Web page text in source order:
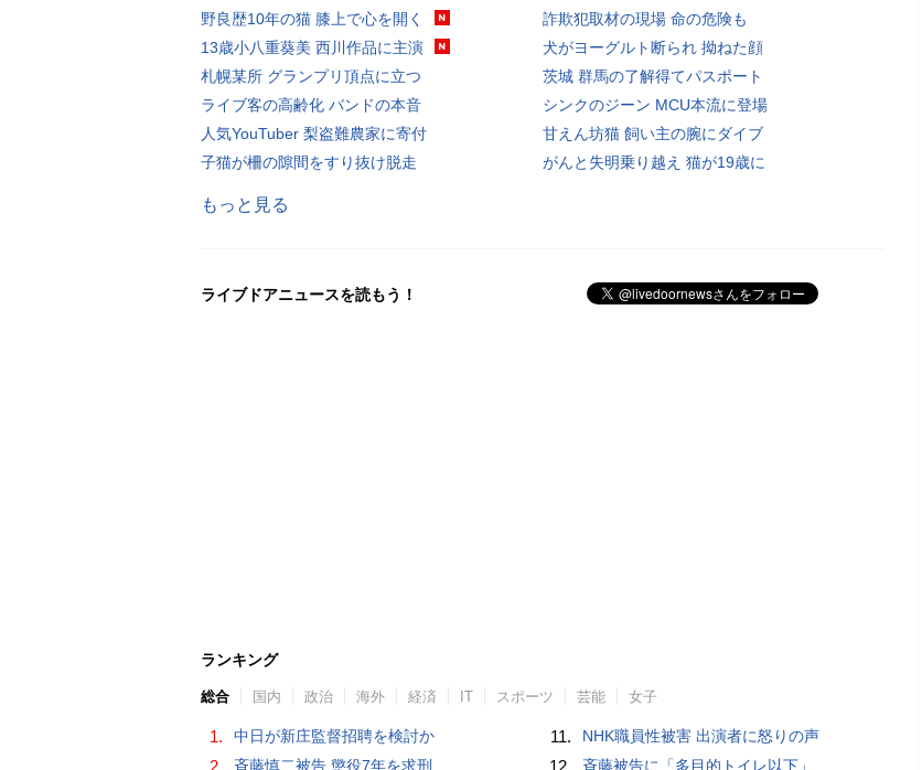
野良歴10年の猫 膝上で心を開く
13歳小八重葵美 西川作品に主演
札幌某所 グランプリ頂点に立つ
ライブ客の高齢化 バンドの本音
人気YouTuber 梨盗難農家に寄付
子猫が柵の隙間をすり抜け脱走
詐欺犯取材の現場 命の危険も
犬がヨーグルト断られ 拗ねた顔
茨城 群馬の了解得てパスポート
シンクのジーン MCU本流に登場
甘えん坊猫 飼い主の腕にダイブ
がんと失明乗り越え 猫が19歳に
もっと見る
ライブドアニュースを読もう！
ランキング
総合 国内 政治 海外 経済 IT スポーツ 芸能 女子
1. 中日が新庄監督招聘を検討か
2. 斉藤慎二被告 懲役7年を求刑
11. NHK職員性被害 出演者に怒りの声
12. 斉藤被告に「多目的トイレ以下」